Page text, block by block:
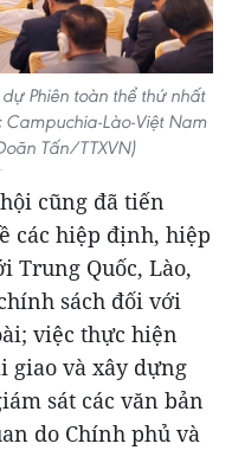
Phiên toàn thể thứ nhất
Lào-Việt Nam
Tấn/TTXVN)
cũng đã tiến
các hiệp định, hiệp
Trung Quốc, Lào,
sách đối với
việc thực hiện
giao và xây dựng
sát các văn bản
do Chính phủ và